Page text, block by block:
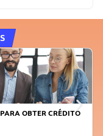
OBTER CRÉDITO